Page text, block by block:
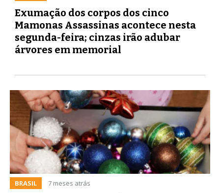
Exumação dos corpos dos cinco
Mamonas Assassinas acontece nesta
segunda-feira; cinzas irão adubar
árvores em memorial
BRASIL 7 meses atrás